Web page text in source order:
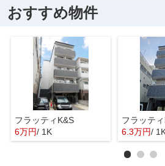
おすすめ物件
フラッティK&S
6万円/ 1K
フラッテ
6.3万円/